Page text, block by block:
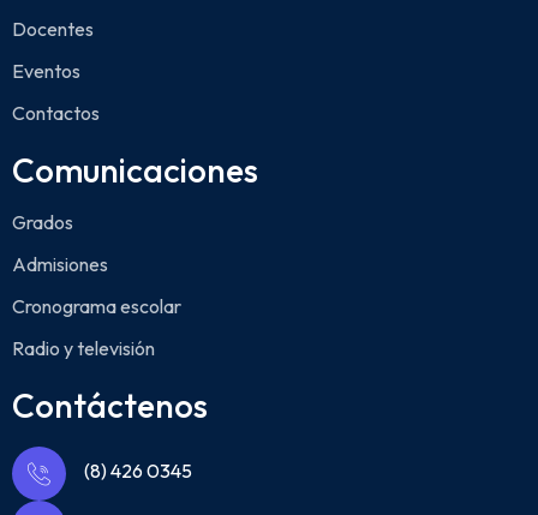
Docentes
Eventos
Contactos
Comunicaciones
Grados
Admisiones
Cronograma escolar
Radio y televisión
Contáctenos
(8) 426 0345